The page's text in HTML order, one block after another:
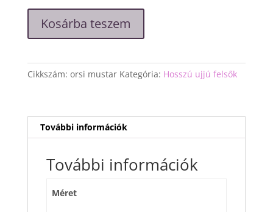
mustár
színű
mennyiség
Kosárba teszem
Cikkszám: orsi mustar Kategória: Hosszú ujjú felsők
További információk
További információk
Méret